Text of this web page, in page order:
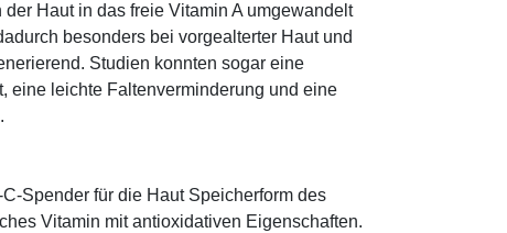
Haut in das freie Vitamin A umgewandelt
besonders bei vorgealterter Haut und
Studien konnten sogar eine
eine leichte Faltenverminderung und eine
Spender für die Haut Speicherform des
Vitamin mit antioxidativen Eigenschaften.